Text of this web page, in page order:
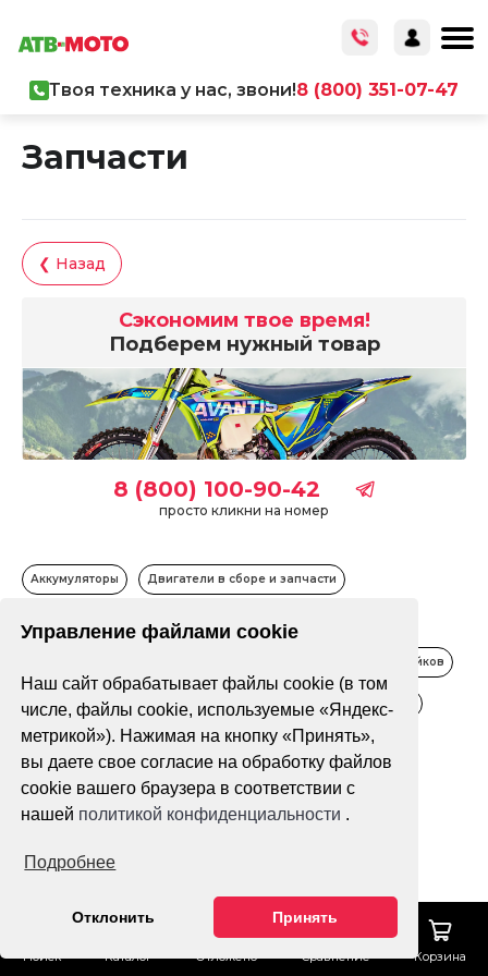
Управление файлами cookie
Наш сайт обрабатывает файлы cookie (в том
числе, файлы cookie, используемые «Яндекс-
метрикой»). Нажимая на кнопку «Принять»,
вы даете свое согласие на обработку файлов
cookie вашего браузера в соответствии с
нашей политикой конфиденциальности .
Подробнее
Отклонить Принять
Поиск Каталог Отложено Сравнение Корзина
Твоя техника у нас, звони!8 (800) 351-07-47
Запчасти
❮ Назад
Сэкономим твое время!
Подберем нужный товар
8 (800) 100-90-42
просто кликни на номер
Аккумуляторы Двигатели в сборе и запчасти
Запчасти для квадроциклов
Запчасти для питбайков
Запчасти для электрической техники Звезды приводные
Мотопластик Мотошины и камер Свечи зажигания
Цепи приводные Шины для квадроциклов
Фильтр По популярности